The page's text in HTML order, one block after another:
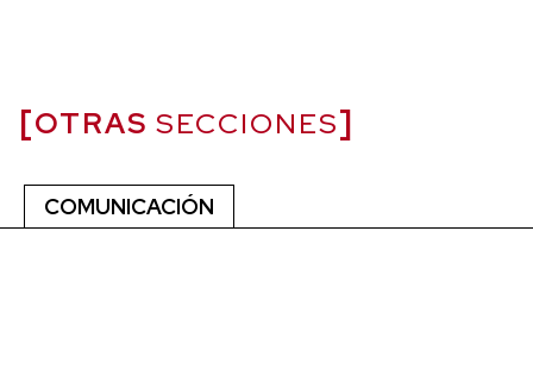
OTRAS SECCIONES
COMUNICACIÓN